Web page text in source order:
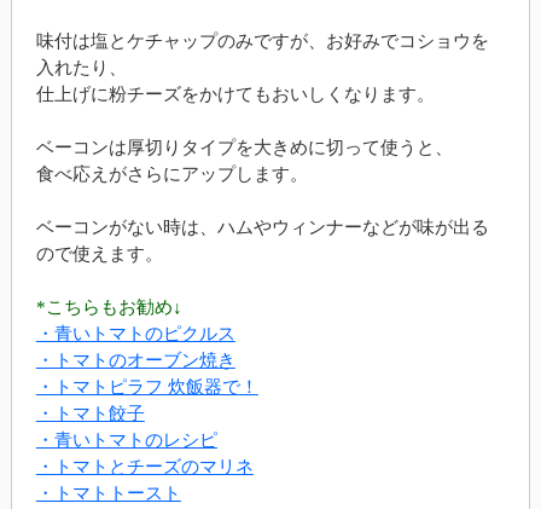
味付は塩とケチャップのみですが、お好みでコショウを
入れたり、
仕上げに粉チーズをかけてもおいしくなります。
ベーコンは厚切りタイプを大きめに切って使うと、
食べ応えがさらにアップします。
ベーコンがない時は、ハムやウィンナーなどが味が出る
ので使えます。
*こちらもお勧め↓
・青いトマトのピクルス
・トマトのオーブン焼き
・トマトピラフ 炊飯器で！
・トマト餃子
・青いトマトのレシピ
・トマトとチーズのマリネ
・トマトトースト